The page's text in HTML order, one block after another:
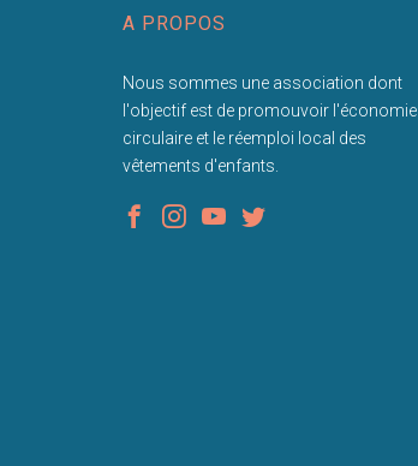
A PROPOS
Nous sommes une association dont
l'objectif est de promouvoir l'économie
circulaire et le réemploi local des
vêtements d'enfants.